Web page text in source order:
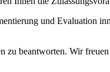
und Evaluation
beantworten. Wir